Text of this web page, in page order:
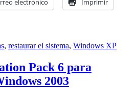
electrónico Imprimir
, restaurar el sistema, Windows XP
Pack 6 para
2003